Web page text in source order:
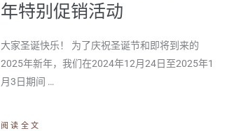
年特别促销活动
大家圣诞快乐！ 为了庆祝圣诞节和即将到来的
2025年新年，我们在2024年12月24日至2025年1
月3日期间 …
阅读全文